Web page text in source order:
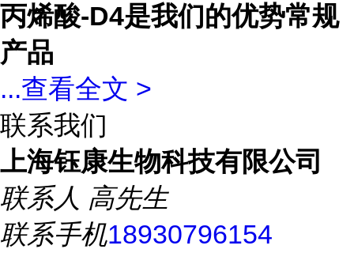
丙烯酸-D4是我们的优势常规
产品
...查看全文 >
联系我们
上海钰康生物科技有限公司
联系人 高先生
联系手机18930796154